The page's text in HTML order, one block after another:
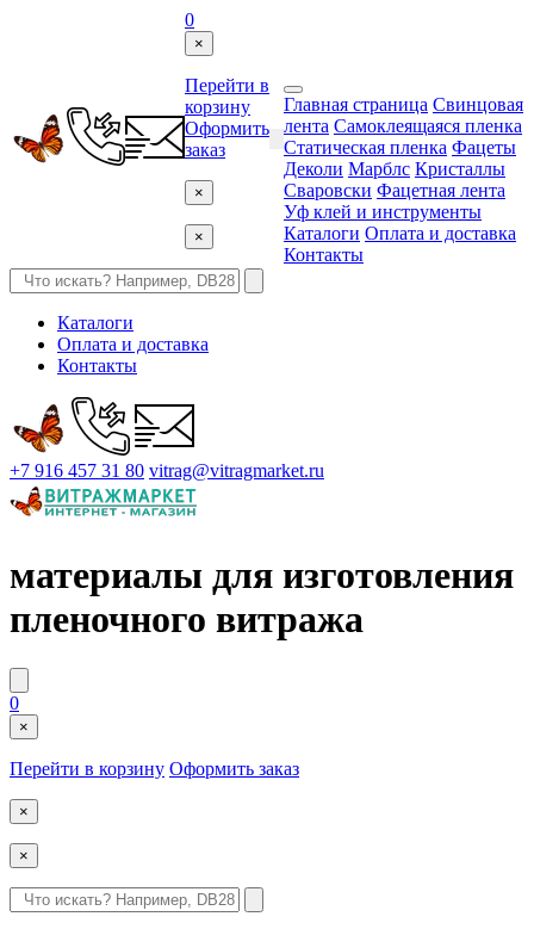
0
×
Перейти в
корзину
Оформить
заказ
×
×
Главная страница Свинцовая
лента Самоклеящаяся пленка
Статическая пленка Фацеты
Деколи Марблс Кристаллы
Сваровски Фацетная лента
Уф клей и инструменты
Каталоги Оплата и доставка
Контакты
Каталоги
Оплата и доставка
Контакты
+7 916 457 31 80 vitrag@vitragmarket.ru
материалы для изготовления
пленочного витража
0
×
Перейти в корзину Оформить заказ
×
×